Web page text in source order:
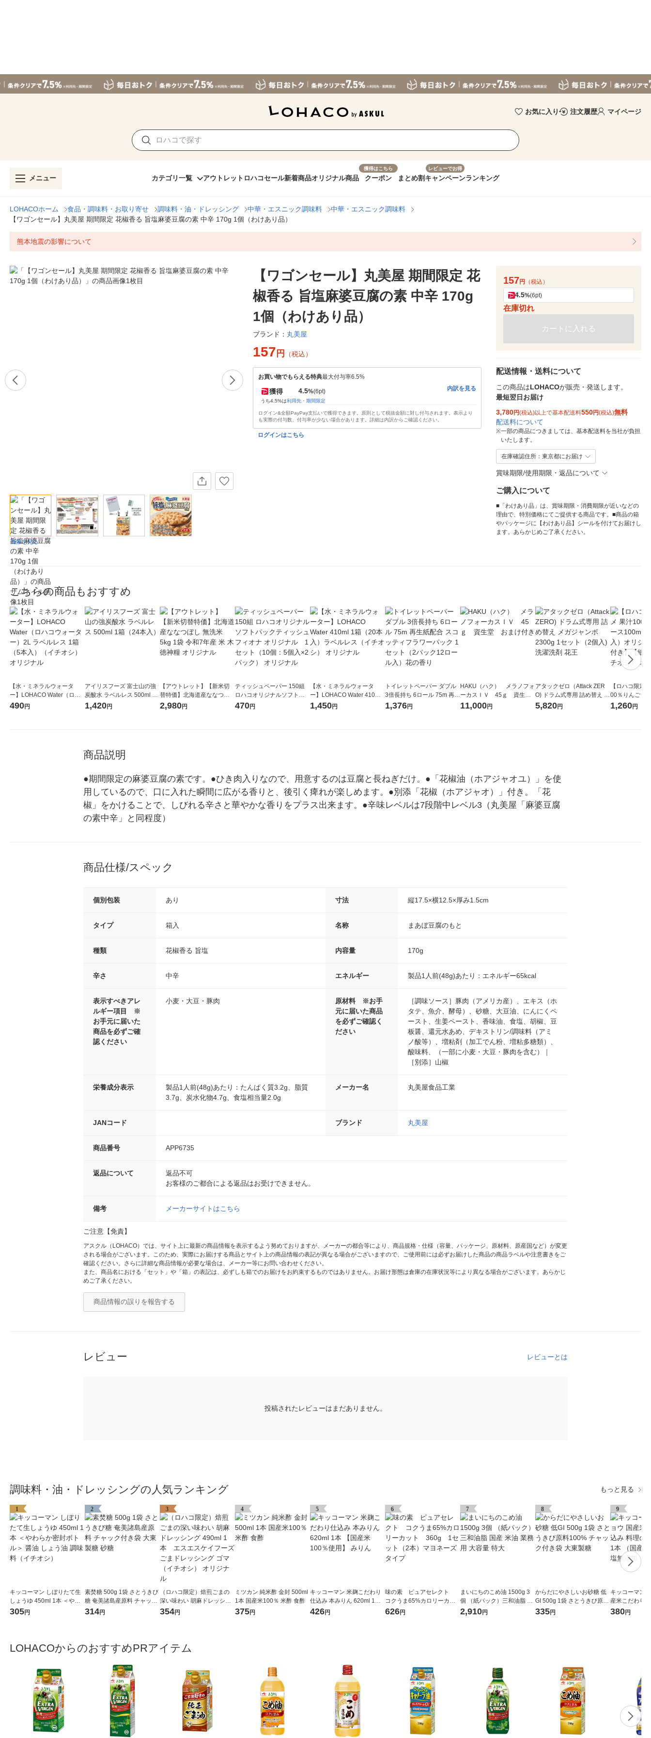
お気に入り 注文履歴 マイページ
メニュー カテゴリ一覧 アウトレット ロハコセール新着商品オリジナル商品
獲得はこちら
クーポン まとめ割
レビューでお得
キャンペーンランキング
LOHACOホーム 食品・調味料・お取り寄せ 調味料・油・ドレッシング 中華・エスニック調味料
中華・エスニック調味料
【ワゴンセール】丸美屋 期間限定 花椒香る 旨塩麻婆豆腐の素 中辛 170g 1個（わけあり品）
熊本地震の影響について
画像を見る
【ワゴンセール】丸美屋 期間限定 花
椒香る 旨塩麻婆豆腐の素 中辛 170g
1個（わけあり品）
ブランド： 丸美屋
157 円 （税込）
お買い物でもらえる特典最大付与率6.5%
獲得 4.5%(6pt)
うち4.5%は利用先・期間限定
内訳を見る
ログイン&全額PayPay支払いで獲得できます。原則として税抜金額に対し付与されます。表示より
も実際の付与数、付与率が少ない場合があります。詳細は内訳からご確認ください。
ログインはこちら
157円 （税込）
4.5%(6pt)
在庫切れ
カートに入れる
配送情報・送料について
この商品はLOHACOが販売・発送します。
最短翌日お届け
3,780円(税込)以上で基本配送料550円(税込)無料
配送料について
※一部の商品につきましては、基本配送料を当社が負担
いたします。
在庫確認住所：東京都にお届け
賞味期限/使用期限・返品について
ご購入について
■「わけあり品」は、賞味期限・消費期限が近いなどの
理由で、特別価格にてご提供する商品です。■商品の箱
やパッケージに【わけあり品】シールを付けてお届けし
ます。あらかじめご了承ください。
こちらの商品もおすすめ
【水・ミネラルウォータ
ー】LOHACO Water（ロハ
コウォーター）2L ラベルレ
490円
アイリスフーズ 富士山の強
炭酸水 ラベルレス 500ml 1
箱（24本入）
1,420円
【アウトレット】【新米切
替特価】北海道産ななつぼ
し 無洗米 5kg 1袋 令和7年産
2,980円
ティッシュペーパー 150組
ロハコオリジナルソフトパ
ックティッシュ フィオナ オ
470円
【水・ミネラルウォータ
ー】LOHACO Water 410ml
1箱（20本入）ラベルレス
1,450円
トイレットペーパー ダブル
3倍長持ち 6ロール 75m 再生
紙配合 スコッティフラワー
1,376円
HAKU（ハク） メラノフォ
ーカスＩＶ 45ｇ 資生
堂 おまけ付き
11,000円
アタックゼロ（Attack ZER
O) ドラム式専用 詰め替え メ
ガジャンボ 2300g 1セット
5,820円
【ロハコ限定
00％りんごジ
箱（18本入）
1,260円
商品説明
●期間限定の麻婆豆腐の素です。●ひき肉入りなので、用意するのは豆腐と長ねぎだけ。●「花椒油（ホアジャオユ）」を使
用しているので、口に入れた瞬間に広がる香りと、後引く痺れが楽しめます。●別添「花椒（ホアジャオ）」付き。「花
椒」をかけることで、しびれる辛さと華やかな香りをプラス出来ます。●辛味レベルは7段階中レベル3（丸美屋「麻婆豆腐
の素中辛」と同程度）
商品仕様/スペック
個別包装 あり 寸法 縦17.5×横12.5×厚み1.5cm
タイプ 箱入 名称 まあぼ豆腐のもと
種類 花椒香る 旨塩 内容量 170g
辛さ 中辛 エネルギー 製品1人前(48g)あたり：エネルギー65kcal
表示すべきアレ
ルギー項目 ※
お手元に届いた
商品を必ずご確
認ください
小麦・大豆・豚肉
原材料 ※お手
元に届いた商品
を必ずご確認く
ださい
［調味ソース］豚肉（アメリカ産）、エキス（ホ
タテ、魚介、酵母）、砂糖、大豆油、にんにくペ
ースト、生姜ペースト、香味油、食塩、胡椒、豆
板醤、還元水あめ、デキストリン/調味料（アミ
ノ酸等）、増粘剤（加工でん粉、増粘多糖類）、
酸味料、（一部に小麦・大豆・豚肉を含む）｜
［別添］山椒
栄養成分表示
製品1人前(48g)あたり：たんぱく質3.2g、脂質
3.7g、炭水化物4.7g、食塩相当量2.0g
メーカー名 丸美屋食品工業
JANコード ブランド 丸美屋
商品番号 APP6735
返品について
返品不可
お客様のご都合による返品はお受けできません。
備考 メーカーサイトはこちら
ご注意【免責】
アスクル（LOHACO）では、サイト上に最新の商品情報を表示するよう努めておりますが、メーカーの都合等により、商品規格・仕様（容量、パッケージ、原材料、原産国など）が変更
される場合がございます。このため、実際にお届けする商品とサイト上の商品情報の表記が異なる場合がございますので、ご使用前には必ずお届けした商品の商品ラベルや注意書きをご
確認ください。さらに詳細な商品情報が必要な場合は、メーカー等にお問い合わせください。
また、商品名における「セット」や「箱」の表記は、必ずしも箱でのお届けをお約束するものではありません。お届け形態は倉庫の在庫状況等により異なる場合がございます。あらかじ
めご了承ください。
商品情報の誤りを報告する
レビュー レビューとは
投稿されたレビューはまだありません。
調味料・油・ドレッシングの人気ランキング もっと見る
1
キッコーマン しぼりたて生
しょうゆ 450ml 1本 ＜やわ
らか密封ボトル＞ 醤油 しょ
305円
2
素焚糖 500g 1袋 さとうきび
糖 奄美諸島産原料 チャック
314円
3
（ロハコ限定）焙煎ごまの
深い味わい 胡麻ドレッシン
グ 490ml 1本 エスエスケイ
354円
4
ミツカン 純米酢 金封 500ml
1本 国産米100％ 米酢 食酢
375円
5
キッコーマン 米麹こだわり
仕込み 本みりん 620ml 1本
【国産米100％使用】 みり
426円
6
味の素 ピュアセレクト
コクうま65%カロリーカッ
ト 360g 1セット（2本）
626円
7
まいにちのこめ油 1500g 3
個 （紙パック）三和油脂 国
産 米油 業務用 大容量 特大
2,910円
8
からだにやさしいお砂糖 低
GI 500g 1袋 さとうきび原料
100% チャック付き袋 大東
335円
9
キッコーマン
産米こだわり
清酒 500ml 1
380円
LOHACOからのおすすめPRアイテム